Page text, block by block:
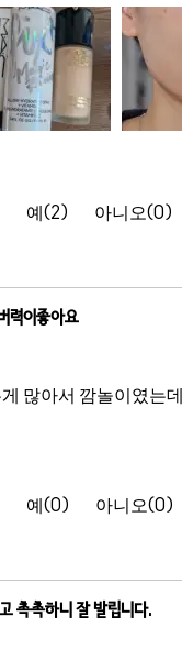
2 0
력이좋아요
많아서 깜놀이였는
0 0
촉촉하니 잘 발립니다.